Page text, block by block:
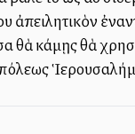
κάμῃς θὰ
πόλεως